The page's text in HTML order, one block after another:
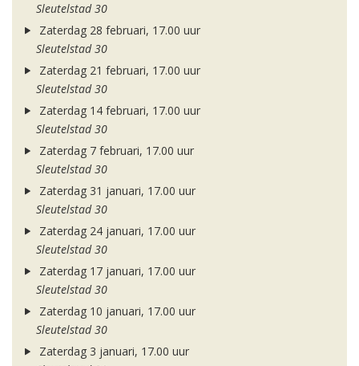
Sleutelstad 30
Zaterdag 28 februari, 17.00 uur
Sleutelstad 30
Zaterdag 21 februari, 17.00 uur
Sleutelstad 30
Zaterdag 14 februari, 17.00 uur
Sleutelstad 30
Zaterdag 7 februari, 17.00 uur
Sleutelstad 30
Zaterdag 31 januari, 17.00 uur
Sleutelstad 30
Zaterdag 24 januari, 17.00 uur
Sleutelstad 30
Zaterdag 17 januari, 17.00 uur
Sleutelstad 30
Zaterdag 10 januari, 17.00 uur
Sleutelstad 30
Zaterdag 3 januari, 17.00 uur